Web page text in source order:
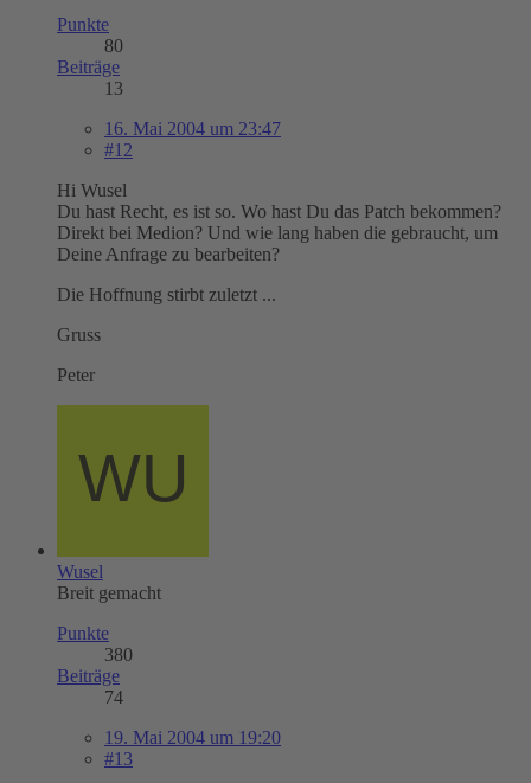
Punkte
80
Beiträge
13
16. Mai 2004 um 23:47
#12
Hi Wusel
Du hast Recht, es ist so. Wo hast Du das Patch bekommen?
Direkt bei Medion? Und wie lang haben die gebraucht, um
Deine Anfrage zu bearbeiten?
Die Hoffnung stirbt zuletzt ...
Gruss
Peter
Wusel
Breit gemacht
Punkte
380
Beiträge
74
19. Mai 2004 um 19:20
#13